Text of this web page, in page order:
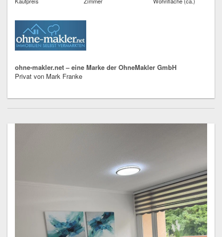
ohne-makler.net – eine Marke der OhneMakler GmbH
Privat von Mark Franke